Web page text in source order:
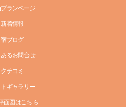
ランページ
新着情報
宿ブログ
るお問合せ
クチコミ
ギャラリー
面図はこちら